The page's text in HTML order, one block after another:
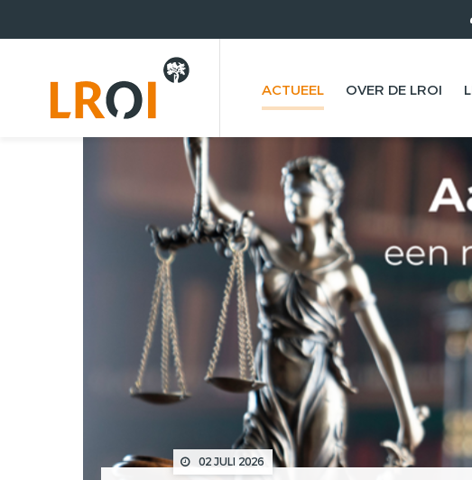
ACTUEEL OVER DE LROI
02 JULI 2026